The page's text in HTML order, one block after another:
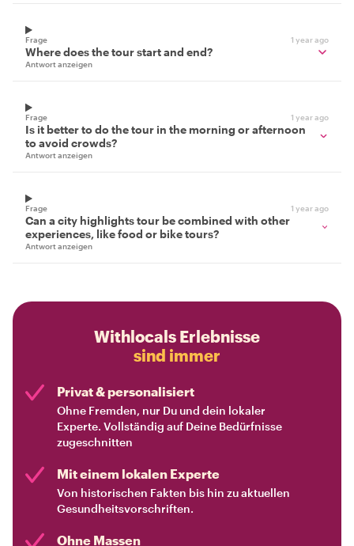
Frage 1 year ago
Where does the tour start and end?
Antwort anzeigen
Frage 1 year ago
Is it better to do the tour in the morning or afternoon
to avoid crowds?
Antwort anzeigen
Frage 1 year ago
Can a city highlights tour be combined with other
experiences, like food or bike tours?
Antwort anzeigen
Withlocals Erlebnisse
sind immer
Privat & personalisiert
Ohne Fremden, nur Du und dein lokaler
Experte. Vollständig auf Deine Bedürfnisse
zugeschnitten
Mit einem lokalen Experte
Von historischen Fakten bis hin zu aktuellen
Gesundheitsvorschriften.
Ohne Massen